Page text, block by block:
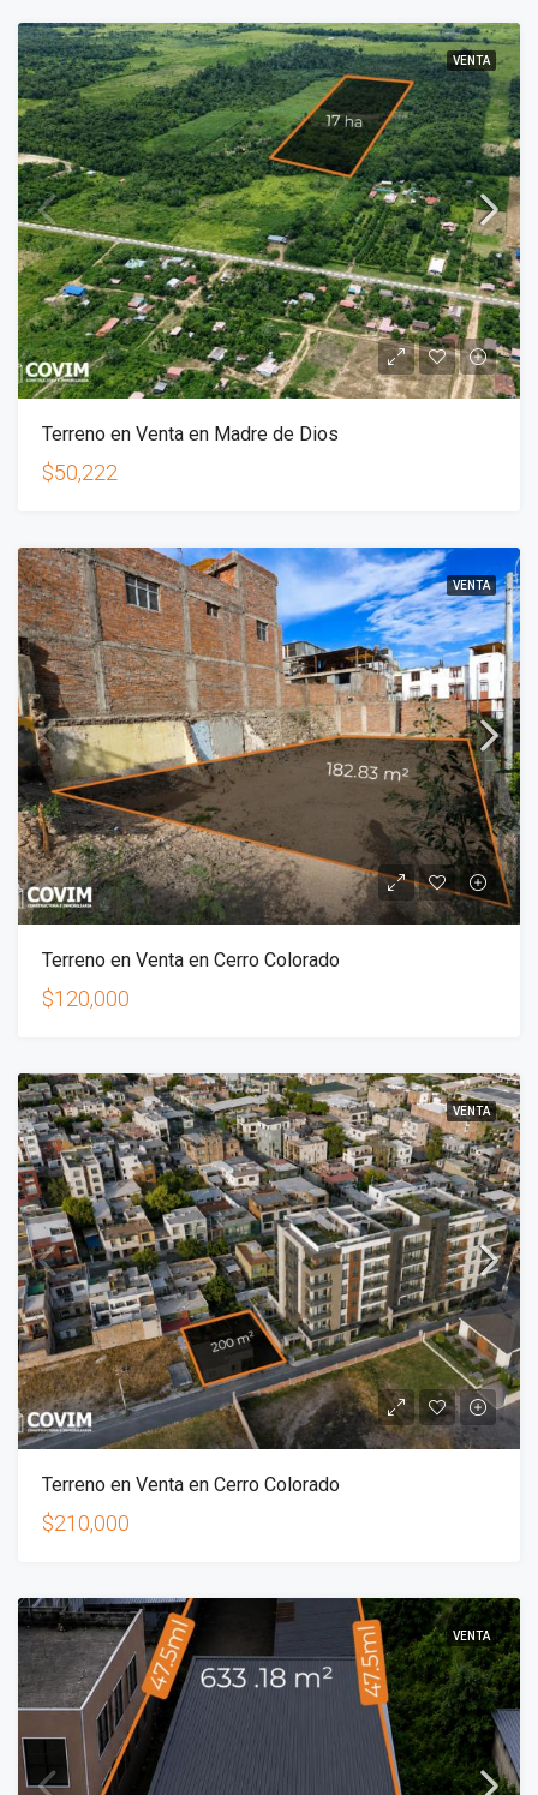
VENTA
Terreno en Venta en Madre de Dios
$50,222
VENTA
Terreno en Venta en Cerro Colorado
$120,000
VENTA
Terreno en Venta en Cerro Colorado
$210,000
VENTA